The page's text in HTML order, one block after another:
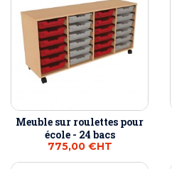
Meuble sur roulettes pour
école - 24 bacs
775,00 €HT